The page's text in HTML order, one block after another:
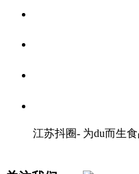
江苏抖圈- 为du而生